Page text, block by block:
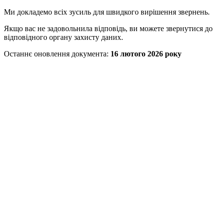
Ми докладемо всіх зусиль для швидкого вирішення звернень.
Якщо вас не задовольнила відповідь, ви можете звернутися до
відповідного органу захисту даних.
Останнє оновлення документа: 16 лютого 2026 року